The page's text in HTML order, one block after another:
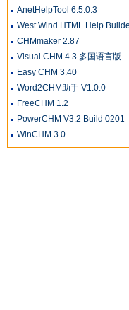
AnetHelpTool 6.5.0.3
West Wind HTML Help
CHMmaker 2.87
Visual CHM 4.3 多国语言版
Easy CHM 3.40
Word2CHM助手 V1.0.0
FreeCHM 1.2
PowerCHM V3.2 Build 0201
WinCHM 3.0